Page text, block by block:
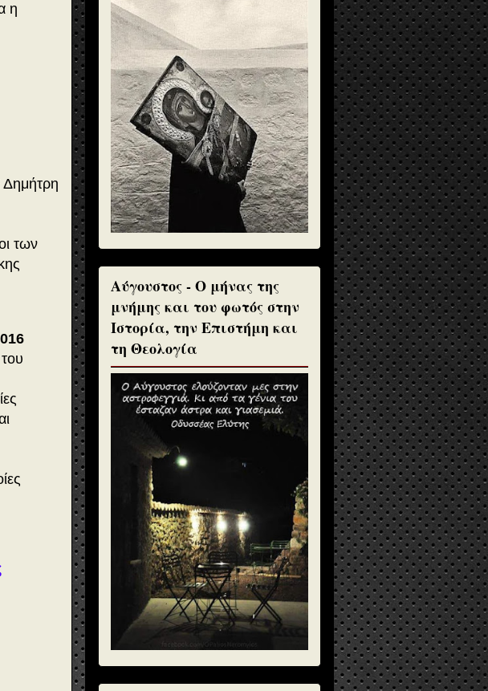
η
Δημήτρη
των
Αύγουστος - Ο μήνας της
μνήμης και του φωτός στην
Ιστορία, την Επιστήμη και
τη Θεολογία